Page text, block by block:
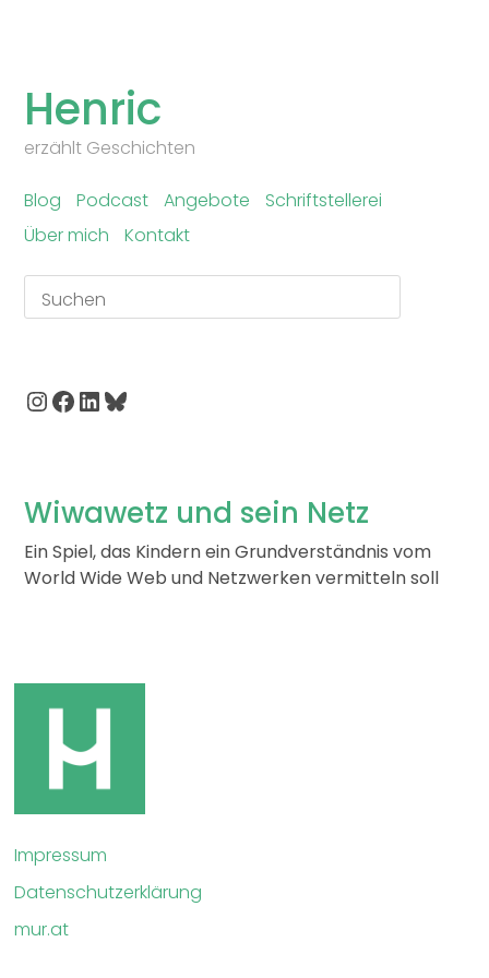
to
content
Henric
erzählt Geschichten
Blog Podcast Angebote
Schriftstellerei
Über mich
Kontakt
Suchen
Instagram
Facebook
LinkedIn
Bluesky
Wiwawetz und sein Netz
Ein Spiel, das Kindern ein Grundverständnis vom
World Wide Web und Netzwerken vermitteln soll
Impressum
Datenschutzerklärung
mur.at